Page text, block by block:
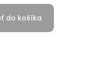
do košíka